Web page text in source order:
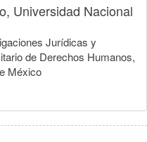
Universidad Nacional
Jurídicas y
de Derechos Humanos,
México